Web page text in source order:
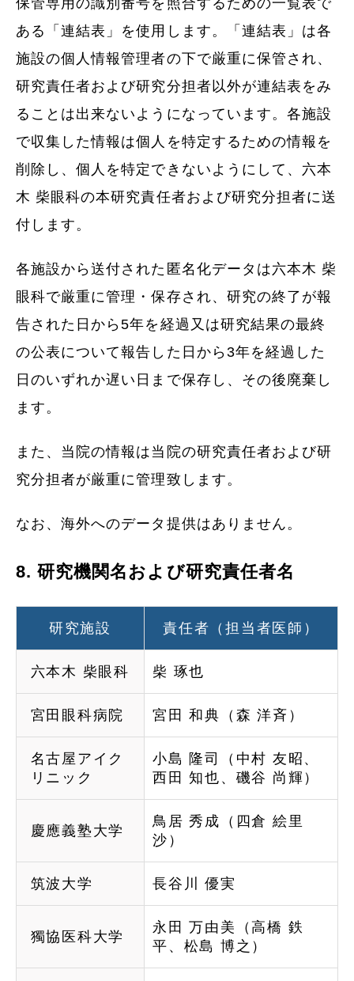
保管専用の識別番号を照合するための一覧表で
ある「連結表」を使用します。「連結表」は各
施設の個人情報管理者の下で厳重に保管され、
研究責任者および研究分担者以外が連結表をみ
ることは出来ないようになっています。各施設
で収集した情報は個人を特定するための情報を
削除し、個人を特定できないようにして、六本
木 柴眼科の本研究責任者および研究分担者に送
付します。
各施設から送付された匿名化データは六本木 柴
眼科で厳重に管理・保存され、研究の終了が報
告された日から5年を経過又は研究結果の最終
の公表について報告した日から3年を経過した
日のいずれか遅い日まで保存し、その後廃棄し
ます。
また、当院の情報は当院の研究責任者および研
究分担者が厳重に管理致します。
なお、海外へのデータ提供はありません。
8. 研究機関名および研究責任者名
研究施設 責任者（担当者医師）
六本木 柴眼科 柴 琢也
宮田眼科病院 宮田 和典（森 洋斉）
名古屋アイク
リニック
小島 隆司（中村 友昭、
西田 知也、 磯谷 尚輝）
慶應義塾大学
鳥居 秀成（四倉 絵里
沙）
筑波大学 長谷川 優実
獨協医科大学
永田 万由美（高橋 鉄
平、松島 博之）